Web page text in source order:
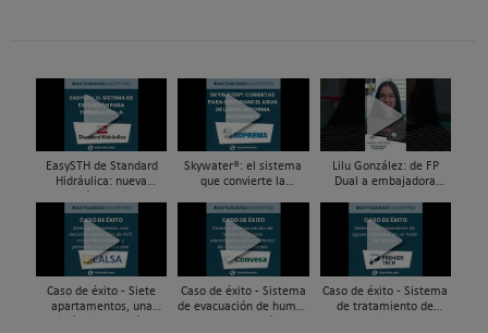
EasySTH de Standard
Hidráulica: nueva
de expansión para
tuberías PEX
Skywater®: el sistema
que convierte la
infraestructura activa de
gestión del agua...
Lilu González: de FP
Dual a embajadora
| Mecatrónica Industrial
Caso de éxito - Siete
apartamentos, una
Caso de éxito - Sistema
de evacuación de humos
Caso de éxito - Sistema
de tratamiento de